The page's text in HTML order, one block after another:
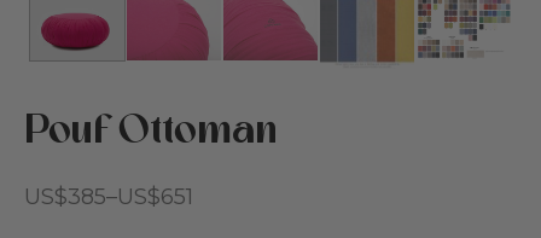
Pouf Ottoman
US$385–US$651
Prisintervall:
frågor
och barnkammare